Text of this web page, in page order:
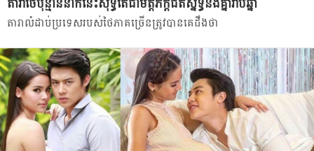
តារា​ថៃ​ប៉ុន្មាន​នាក់​នេះ​សុទ្ធ​តែ​ជាមិត្តភក្ដិ​ជិត​ស្និទ្ធ​នឹង​គ្នារាប់​ឆ្នាំ
តារា​លំដាប់​ប្រទេស​របស់​ថៃភាគ​ច្រើន​ត្រូវ​បាន​គេ​ដឹង​ថា